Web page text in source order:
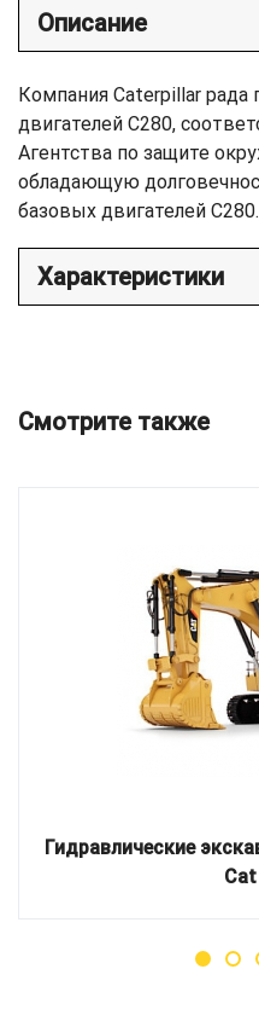
Описание
Компания Caterpillar рада
двигателей C280,
Агентства по защите
обладающую
базовых двигателей C280.
Характеристики
Смотрите также
Гидравлические